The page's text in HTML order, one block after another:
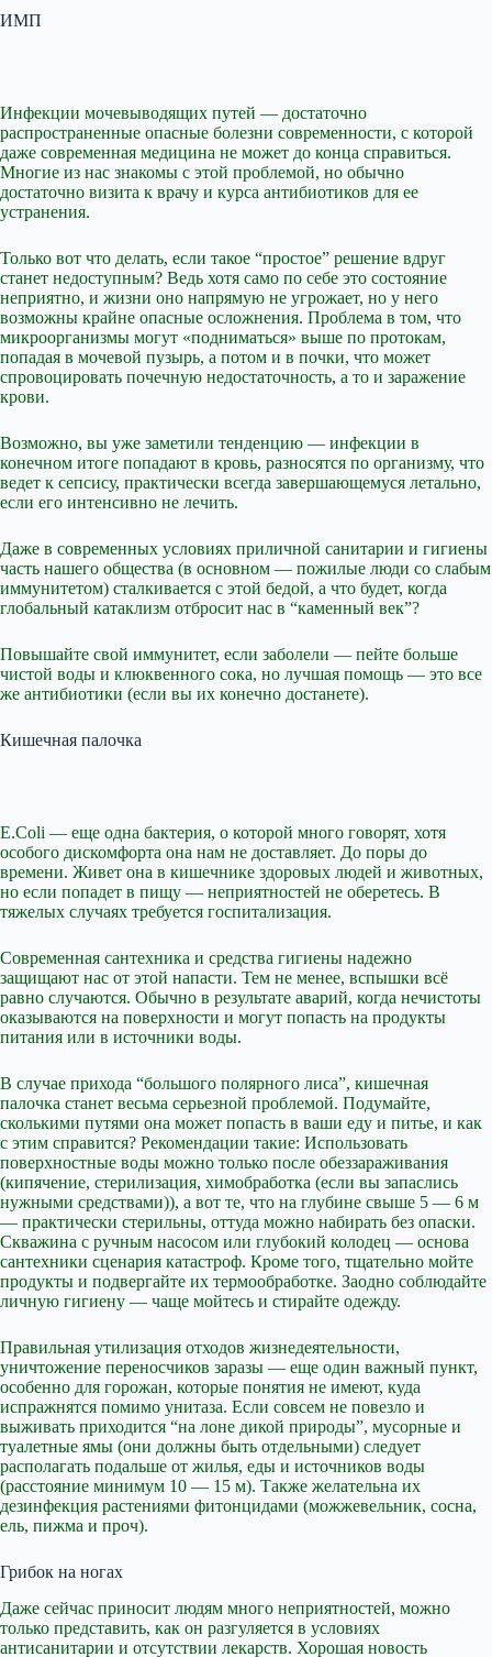
ИМП
Инфекции мочевыводящих путей — достаточно
распространенные опасные болезни современности, с которой
даже современная медицина не может до конца справиться.
Многие из нас знакомы с этой проблемой, но обычно
достаточно визита к врачу и курса антибиотиков для ее
устранения.
Только вот что делать, если такое “простое” решение вдруг
станет недоступным? Ведь хотя само по себе это состояние
неприятно, и жизни оно напрямую не угрожает, но у него
возможны крайне опасные осложнения. Проблема в том, что
микроорганизмы могут «подниматься» выше по протокам,
попадая в мочевой пузырь, а потом и в почки, что может
спровоцировать почечную недостаточность, а то и заражение
крови.
Возможно, вы уже заметили тенденцию — инфекции в
конечном итоге попадают в кровь, разносятся по организму, что
ведет к сепсису, практически всегда завершающемуся летально,
если его интенсивно не лечить.
Даже в современных условиях приличной санитарии и гигиены
часть нашего общества (в основном — пожилые люди со слабым
иммунитетом) сталкивается с этой бедой, а что будет, когда
глобальный катаклизм отбросит нас в “каменный век”?
Повышайте свой иммунитет, если заболели — пейте больше
чистой воды и клюквенного сока, но лучшая помощь — это все
же антибиотики (если вы их конечно достанете).
Кишечная палочка
E.Coli — еще одна бактерия, о которой много говорят, хотя
особого дискомфорта она нам не доставляет. До поры до
времени. Живет она в кишечнике здоровых людей и животных,
но если попадет в пищу — неприятностей не оберетесь. В
тяжелых случаях требуется госпитализация.
Современная сантехника и средства гигиены надежно
защищают нас от этой напасти. Тем не менее, вспышки всё
равно случаются. Обычно в результате аварий, когда нечистоты
оказываются на поверхности и могут попасть на продукты
питания или в источники воды.
В случае прихода “большого полярного лиса”, кишечная
палочка станет весьма серьезной проблемой. Подумайте,
сколькими путями она может попасть в ваши еду и питье, и как
с этим справится? Рекомендации такие: Использовать
поверхностные воды можно только после обеззараживания
(кипячение, стерилизация, химобработка (если вы запаслись
нужными средствами)), а вот те, что на глубине свыше 5 — 6 м
— практически стерильны, оттуда можно набирать без опаски.
Скважина с ручным насосом или глубокий колодец — основа
сантехники сценария катастроф. Кроме того, тщательно мойте
продукты и подвергайте их термообработке. Заодно соблюдайте
личную гигиену — чаще мойтесь и стирайте одежду.
Правильная утилизация отходов жизнедеятельности,
уничтожение переносчиков заразы — еще один важный пункт,
особенно для горожан, которые понятия не имеют, куда
испражнятся помимо унитаза. Если совсем не повезло и
выживать приходится “на лоне дикой природы”, мусорные и
туалетные ямы (они должны быть отдельными) следует
располагать подальше от жилья, еды и источников воды
(расстояние минимум 10 — 15 м). Также желательна их
дезинфекция растениями фитонцидами (можжевельник, сосна,
ель, пижма и проч).
Грибок на ногах
Даже сейчас приносит людям много неприятностей, можно
только представить, как он разгуляется в условиях
антисанитарии и отсутствии лекарств. Хорошая новость